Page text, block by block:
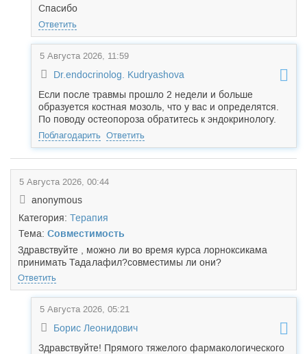
Спасибо
Ответить
5 Августа 2026, 11:59
Dr.endocrinolog. Kudryashova
Если после травмы прошло 2 недели и больше
образуется костная мозоль, что у вас и определятся.
По поводу остеопороза обратитесь к эндокринологу.
Поблагодарить Ответить
5 Августа 2026, 00:44
anonymous
Категория: Терапия
Тема: Совместимость
Здравствуйте , можно ли во время курса лорноксикама
принимать Тадалафил?совместимы ли они?
Ответить
5 Августа 2026, 05:21
Борис Леонидович
Здравствуйте! Прямого тяжелого фармакологического